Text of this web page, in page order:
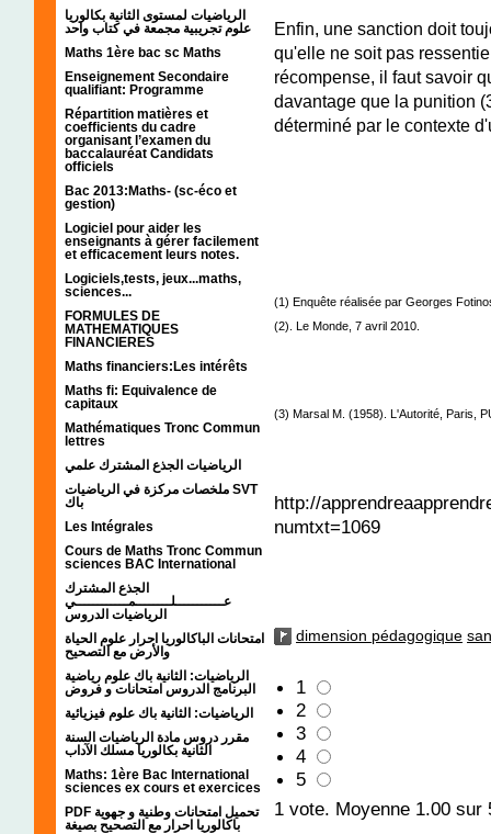
الرياضيات لمستوى الثانية بكالوريا
علوم تجريبية مجمعة في كتاب واحد
Maths 1ère bac sc Maths
Enseignement Secondaire
qualifiant: Programme
Répartition matières et
coefficients du cadre
organisant l’examen du
baccalauréat Candidats
officiels
Bac 2013:Maths- (sc-éco et
gestion)
Logiciel pour aider les
enseignants à gérer facilement
et efficacement leurs notes.
Logiciels,tests, jeux...maths,
sciences...
FORMULES DE
MATHEMATIQUES
FINANCIERES
Maths financiers:Les intérêts
Maths fi: Equivalence de
capitaux
Mathématiques Tronc Commun
lettres
الرياضيات الجذع المشترك علمي
ملخصات مركزة في الرياضيات SVT
باك
Les Intégrales
Cours de Maths Tronc Commun
sciences BAC International
الجذع المشترك
عـــــــــــلــــــــمــــــــــــي
الرياضيات الدروس
امتحانات الباكالوريا احرار علوم الحياة
والأرض مع التصحيح
الرياضيات: الثانية باك علوم رياضية
البرنامج الدروس امتحانات و فروض
الرياضيات: الثانية باك علوم فيزيائية
مقرر دروس مادة الرياضيات السنة
الثانية بكالوريا مسلك الآداب
Maths: 1ère Bac International
sciences ex cours et exercices
PDF تحميل امتحانات وطنية و جهوية
باكالوريا احرار مع التصحيح بصيغة
Enfin, une sanction doit
qu'elle ne soit pas
récompense, il faut savoir
davantage que la punition
déterminé par le contexte
(1) Enquête réalisée par Georges
(2). Le Monde, 7 avril 2010.
(3) Marsal M. (1958). L'Autorité, Paris,
http://
numtxt=1069
dimension pédagogique
1
2
3
4
5
1 vote. Moyenne 1.00 sur